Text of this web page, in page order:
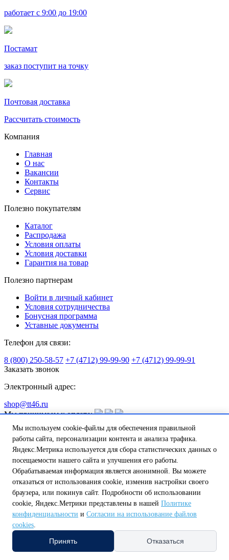
работает с 9:00 до 19:00
Постамат
заказ поступит на точку
Почтовая доставка
Рассчитать стоимость
Компания
Главная
О нас
Вакансии
Контакты
Сервис
Полезно покупателям
Каталог
Распродажа
Условия оплаты
Условия доставки
Гарантия на товар
Полезно партнерам
Войти в личный кабинет
Условия сотрудничества
Бонусная программа
Уставные документы
Телефон для связи:
8 (800) 250-58-57 +7 (4712) 99-99-90 +7 (4712) 99-99-91
Заказать звонок
Электронный адрес:
shop@tt46.ru
Мы принимаем к оплате:
Подпишитесь на рассылку
политики в отношении обработки
пользовательского
соглашениякаждый раз, когда оставляете свои данные в
любой форме обратной связи на сайте tt46.ru
© 2004 — 2026ООО Теплотехника. Все права защищены
Политика в отношении файлов cookie Политика
конфиденциальности
Согласие на обработку персональных
данных
Мы используем cookie-файлы для обеспечения правильной
работы сайта, персонализации контента и анализа трафика.
Яндекс.Метрика используется для сбора статистических данных о
посещаемости нашего сайта и улучшения его работы.
Обрабатываемая информация является анонимной. Вы можете
отказаться от использования cookie, изменив настройки своего
браузера, или покинув сайт. Подробности об использовании
cookie, Яндекс.Метрики представлены в нашей Политике
конфиденциальности и Согласии на использование файлов
cookies.
Принять Отказаться